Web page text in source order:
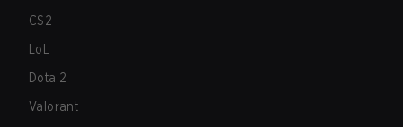
CS2
LoL
Dota 2
Valorant